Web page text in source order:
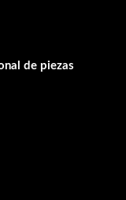
de piezas